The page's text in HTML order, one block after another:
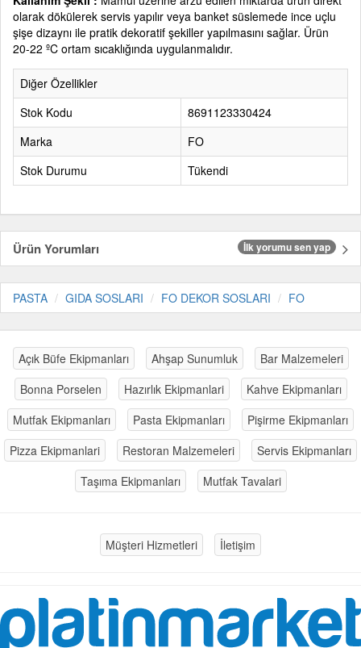
olarak dökülerek servis yapılır veya banket süslemede ince uçlu
şişe dizaynı ile pratik dekoratif şekiller yapılmasını sağlar. Ürün
20-22 ºC ortam sıcaklığında uygulanmalıdır.
Diğer Özellikler
Stok Kodu
8691123330424
Marka
FO
Stok Durumu
Tükendi
Ürün Yorumları İlk yorumu sen yap
PASTA GIDA SOSLARI FO DEKOR SOSLARI FO
Açık Büfe Ekipmanları Ahşap Sunumluk
Bar Malzemeleri
Bonna Porselen
Hazırlık Ekipmanlari
Kahve Ekipmanları
Mutfak Ekipmanları
Pasta Ekipmanları
Pişirme Ekipmanları
Pizza Ekipmanlari
Restoran Malzemeleri
Servis Ekipmanları
Taşıma Ekipmanları
Mutfak Tavalari
Müşteri Hizmetleri İletişim